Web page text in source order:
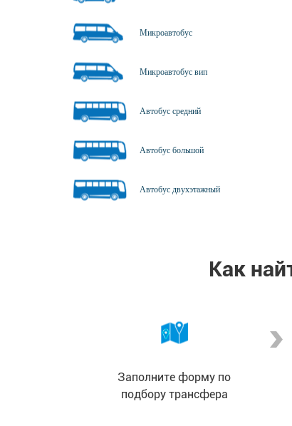
Микроавтобус
Микроавтобус вип
Автобус средний
Автобус большой
Автобус двухэтажный
Как
Заполните форму по
подбору трансфера